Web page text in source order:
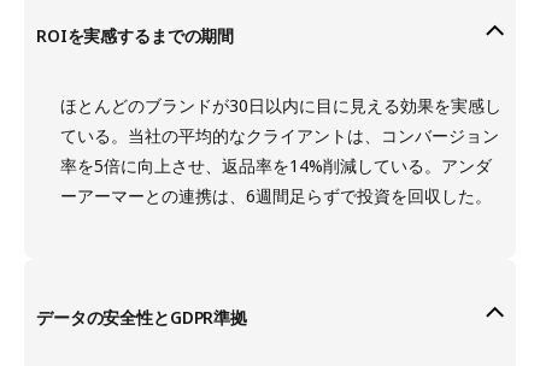
ROIを実感するまでの期間
ほとんどのブランドが30日以内に目に見える効果を実感し
ている。当社の平均的なクライアントは、コンバージョン
率を5倍に向上させ、返品率を14%削減している。アンダ
ーアーマーとの連携は、6週間足らずで投資を回収した。
データの安全性とGDPR準拠